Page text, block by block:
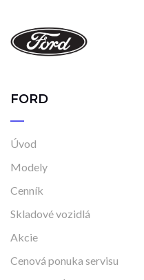
FORD
Úvod
Modely
Cenník
Skladové vozidlá
Akcie
Cenová ponuka servisu